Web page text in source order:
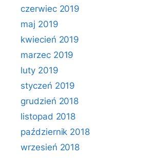
czerwiec 2019
maj 2019
kwiecień 2019
marzec 2019
luty 2019
styczeń 2019
grudzień 2018
listopad 2018
październik 2018
wrzesień 2018